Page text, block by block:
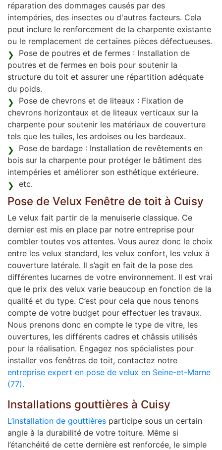
réparation des dommages causés par des
intempéries, des insectes ou d'autres facteurs. Cela
peut inclure le renforcement de la charpente existante
ou le remplacement de certaines pièces défectueuses.
Pose de poutres et de fermes : Installation de
poutres et de fermes en bois pour soutenir la
structure du toit et assurer une répartition adéquate
du poids.
Pose de chevrons et de liteaux : Fixation de
chevrons horizontaux et de liteaux verticaux sur la
charpente pour soutenir les matériaux de couverture
tels que les tuiles, les ardoises ou les bardeaux.
Pose de bardage : Installation de revêtements en
bois sur la charpente pour protéger le bâtiment des
intempéries et améliorer son esthétique extérieure.
etc.
Pose de Velux Fenêtre de toit à Cuisy
Le velux fait partir de la menuiserie classique. Ce
dernier est mis en place par notre entreprise pour
combler toutes vos attentes. Vous aurez donc le choix
entre les velux standard, les velux confort, les velux à
couverture latérale. Il s’agit en fait de la pose des
différentes lucarnes de votre environnement. Il est vrai
que le prix des velux varie beaucoup en fonction de la
qualité et du type. C’est pour cela que nous tenons
compte de votre budget pour effectuer les travaux.
Nous prenons donc en compte le type de vitre, les
ouvertures, les différents cadres et châssis utilisés
pour la réalisation. Engagez nos spécialistes pour
installer vos fenêtres de toit, contactez notre
entreprise expert en pose de velux en Seine-et-Marne
(77).
Installations gouttières à Cuisy
L’installation de gouttières participe sous un certain
angle à la durabilité de votre toiture. Même si
l’étanchéité de cette dernière est renforcée, le simple